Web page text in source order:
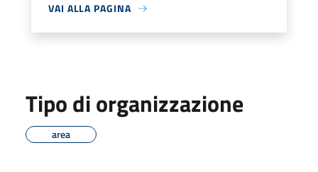
VAI ALLA PAGINA
Tipo di organizzazione
area